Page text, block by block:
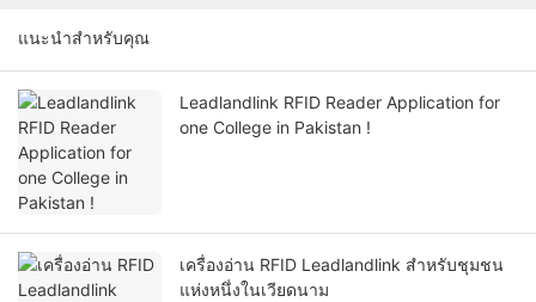
แนะนำสำหรับคุณ
Leadlandlink RFID Reader Application for
one College in Pakistan !
เครื่องอ่าน RFID Leadlandlink สำหรับชุมชน
แห่งหนึ่งในเวียดนาม